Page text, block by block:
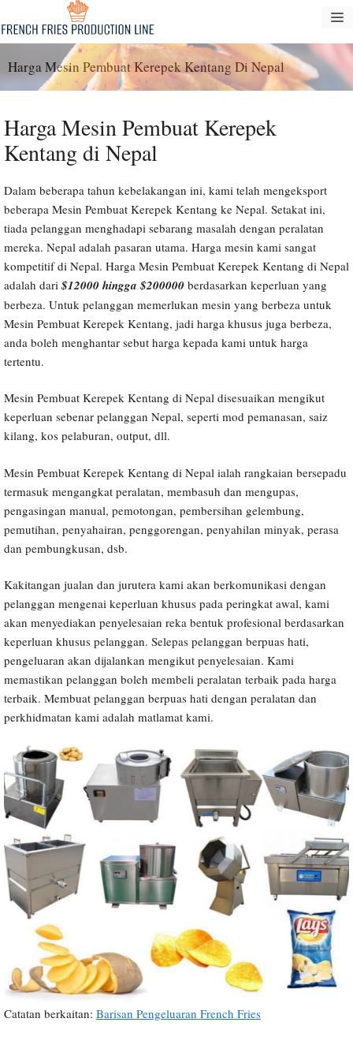
ke
kandungan
Harga Mesin Pembuat Kerepek Kentang Di Nepal
Harga Mesin Pembuat Kerepek
Kentang di Nepal
Dalam beberapa tahun kebelakangan ini, kami telah mengeksport
beberapa Mesin Pembuat Kerepek Kentang ke Nepal. Setakat ini,
tiada pelanggan menghadapi sebarang masalah dengan peralatan
mereka. Nepal adalah pasaran utama. Harga mesin kami sangat
kompetitif di Nepal. Harga Mesin Pembuat Kerepek Kentang di Nepal
adalah dari$12000 hingga $200000 berdasarkan keperluan yang
berbeza. Untuk pelanggan memerlukan mesin yang berbeza untuk
Mesin Pembuat Kerepek Kentang, jadi harga khusus juga berbeza,
anda boleh menghantar sebut harga kepada kami untuk harga
tertentu.
Mesin Pembuat Kerepek Kentang di Nepal disesuaikan mengikut
keperluan sebenar pelanggan Nepal, seperti mod pemanasan, saiz
kilang, kos pelaburan, output, dll.
Mesin Pembuat Kerepek Kentang di Nepal ialah rangkaian bersepadu
termasuk mengangkat peralatan, membasuh dan mengupas,
pengasingan manual, pemotongan, pembersihan gelembung,
pemutihan, penyahairan, penggorengan, penyahilan minyak, perasa
dan pembungkusan, dsb.
Kakitangan jualan dan jurutera kami akan berkomunikasi dengan
pelanggan mengenai keperluan khusus pada peringkat awal, kami
akan menyediakan penyelesaian reka bentuk profesional berdasarkan
keperluan khusus pelanggan. Selepas pelanggan berpuas hati,
pengeluaran akan dijalankan mengikut penyelesaian. Kami
memastikan pelanggan boleh membeli peralatan terbaik pada harga
terbaik. Membuat pelanggan berpuas hati dengan peralatan dan
perkhidmatan kami adalah matlamat kami.
Catatan berkaitan: Barisan Pengeluaran French Fries